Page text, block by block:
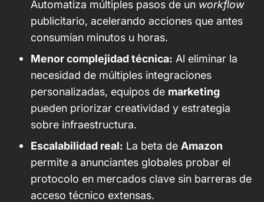
Automatiza múltiples pasos de un workflow
publicitario, acelerando acciones que antes
consumían minutos u horas.
Menor complejidad técnica: Al eliminar la
necesidad de múltiples integraciones
personalizadas, equipos de marketing
pueden priorizar creatividad y estrategia
sobre infraestructura.
Escalabilidad real: La beta de Amazon
permite a anunciantes globales probar el
protocolo en mercados clave sin barreras de
acceso técnico extensas.